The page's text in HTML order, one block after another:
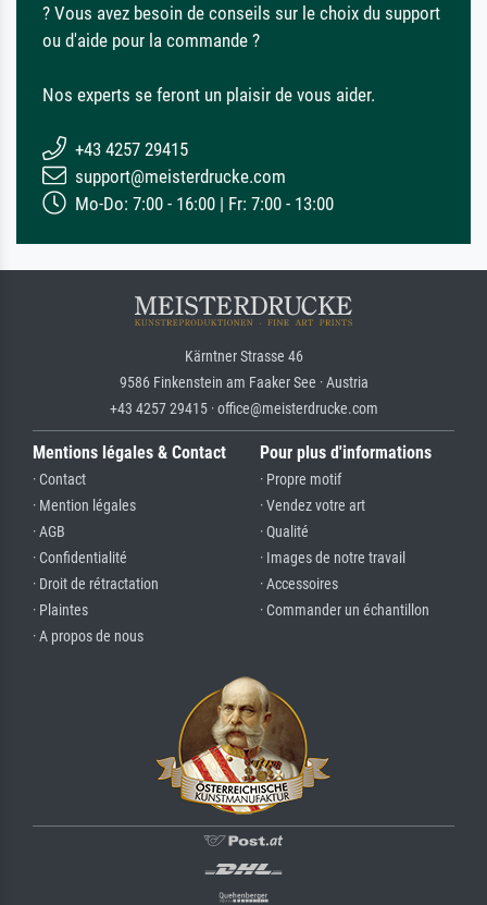
? Vous avez besoin de conseils sur le choix du support
ou d'aide pour la commande ?
Nos experts se feront un plaisir de vous aider.
+43 4257 29415
support@meisterdrucke.com
Mo-Do: 7:00 - 16:00 | Fr: 7:00 - 13:00
Kärntner Strasse 46
9586 Finkenstein am Faaker See · Austria
+43 4257 29415 · office@meisterdrucke.com
Mentions légales & Contact
· Contact
· Mention légales
· AGB
· Confidentialité
· Droit de rétractation
· Plaintes
· A propos de nous
Pour plus d'informations
· Propre motif
· Vendez votre art
· Qualité
· Images de notre travail
· Accessoires
· Commander un échantillon